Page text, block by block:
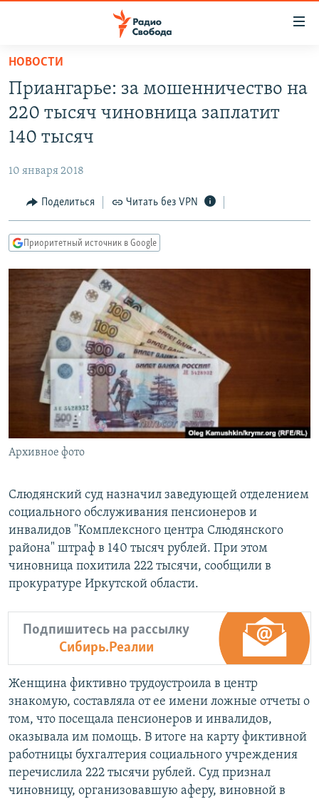
упрощенного
доступа
Вернуться
основному
Вернутся
Вернутся
ПОДКАСТЫ
АВТОРСКИЕ ПРОЕКТЫ
МНЕНИЯ
КУЛЬТУРА
КАВКАЗ.РЕАЛИИ
СЕВЕР.РЕАЛИИ
СИБИРЬ.РЕАЛИИ
РАСПИСАНИЕ ВЕЩАНИЯ
ПОДПИШИТЕСЬ НА РАССЫЛКУ
СОЦИАЛЬНЫЕ СЕТИ
Все сайты РСЕ/РС
НОВОСТИ
Приангарье: за мошенничество на
220 тысяч чиновница заплатит
140 тысяч
10 января 2018
Поделиться Читать без VPN
Приоритетный источник в Google
Архивное фото
Слюдянский суд назначил заведующей отделением
социального обслуживания пенсионеров и
инвалидов "Комплексного центра Слюдянского
района" штраф в 140 тысяч рублей. При этом
чиновница похитила 222 тысячи, сообщили в
прокуратуре Иркутской области.
Подпишитесь на рассылку
Сибирь.Реалии
Женщина фиктивно трудоустроила в центр
знакомую, составляла от ее имени ложные отчеты о
том, что посещала пенсионеров и инвалидов,
оказывала им помощь. В итоге на карту фиктивной
работницы бухгалтерия социального учреждения
перечислила 222 тысячи рублей. Суд признал
чиновницу, организовавшую аферу, виновной в